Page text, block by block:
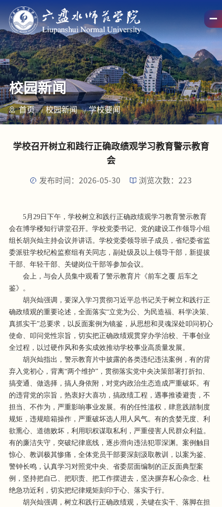
校园新闻
首页 校园新闻 学校要闻
学校召开树立和践行正确政绩观学习教育警示教育
会
发布时间：2026-05-30 浏览次数： 223
5月29日下午，学校树立和践行正确政绩观学习教育警示教育
会在博学楼知行讲堂召开。学校党委书记、党的建设工作领导小组
组长胡兴灿主持会议并讲话。学校党委领导班子成员，省纪委省监
委派驻学校纪检监察组有关同志，副处级及以上领导干部，新提拔
干部、年轻干部、关键岗位干部等参加会议。
会上，与会人员集中观看了警示教育片《前车之覆 后车之
鉴》。
胡兴灿强调，要深入学习贯彻习近平总书记关于树立和践行正
确政绩观的重要论述，全面落实“立党为公、为民造福、科学决策、
真抓实干”总要求，以反面案例为镜鉴，从思想和灵魂深处叩问初心
使命、叩问党性宗旨，切实把正确政绩观贯穿办学治校、干事创业
全过程，以过硬作风和务实成效推动学校事业高质量发展。
胡兴灿指出，警示教育片中披露的各类违纪违法案例，有的背
弃入党初心，背离“两个维护”，贯彻落实党中央决策部署打折扣、
搞变通、做选择，搞人身依附，对党内政治生态造成严重破坏。有
的违背党的宗旨，热衷好大喜功，搞政绩工程，遇事推诿避责，不
担当、不作为，严重影响事业发展。有的任性滥权，肆意践踏制度
规矩，违规暗箱操作，严重破坏选人用人风气。有的贪婪无度、利
欲熏心、道德败坏，利用职权谋取私利，严重侵害人民群众利益。
有的廉洁失守，突破纪律底线，逐步滑向违法犯罪深渊。案例触目
惊心、教训极其惨痛，全体党员干部要深刻汲取教训，以案为鉴、
警钟长鸣，认真学习对照党中央、省委层面编制的正反面典型案
例，坚持把自己、把职责、把工作摆进去，坚决摒弃私心杂念、杜
绝急功近利，切实把纪律规矩刻印于心、落实于行。
胡兴灿强调，树立和践行正确政绩观，关键在实干、落脚在担